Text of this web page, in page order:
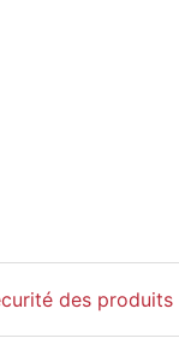
des produits